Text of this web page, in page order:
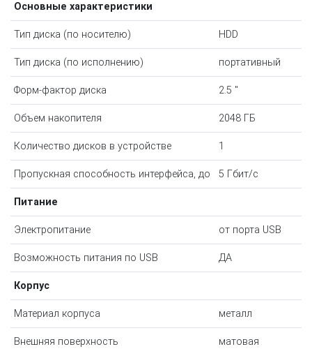
Основные характеристики
Тип диска (по носителю) HDD
Тип диска (по исполнению) портативный
Форм-фактор диска 2.5 "
Объем накопителя 2048 ГБ
Количество дисков в устройстве 1
Пропускная способность интерфейса, до 5 Гбит/с
Питание
Электропитание от порта USB
Возможность питания по USB ДА
Корпус
Материал корпуса металл
Внешняя поверхность матовая